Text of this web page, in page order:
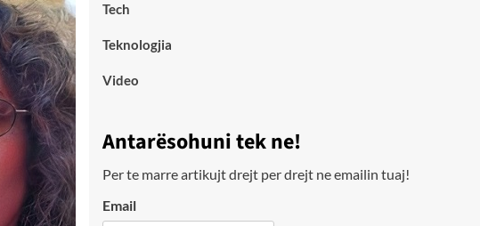
Tech
Teknologjia
Video
Antarësohuni tek ne!
Per te marre artikujt drejt per drejt ne emailin tuaj!
Email